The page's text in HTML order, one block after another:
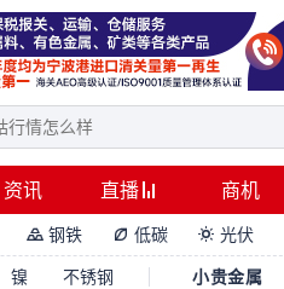
资讯 直播 商机
 钢铁  低碳  光伏
镍 不锈钢 小贵金属